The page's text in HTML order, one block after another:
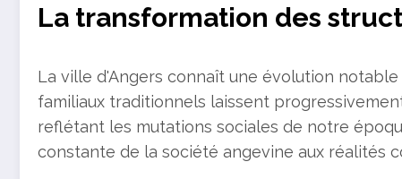
La transformation des
La ville d'Angers connaît une évolution
familiaux traditionnels laissent
reflétant les mutations sociales de notre
constante de la société angevine aux réalités